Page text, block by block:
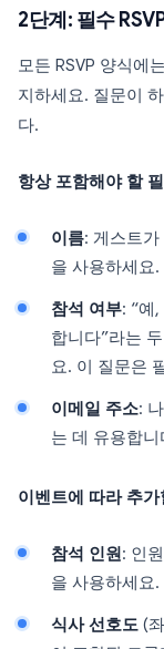
2단계: 필수
모든 RSVP 양식에
지하세요. 질문이
다.
항상 포함해야 할
이름: 게스트
을 사용하세요.
참석 여부: “예
합니다”라는
요. 이 질문은
이메일 주소:
는 데 유용합니
이벤트에 따라 추가
참석 인원: 인
을 사용하세요.
식사 선호도 (